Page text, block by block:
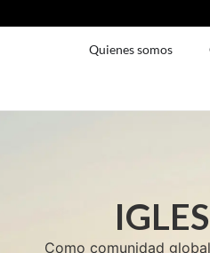
Quienes somos
Como comunidad